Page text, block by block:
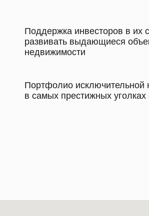
Поддержка инвесторов в их
развивать выдающиеся
недвижимости
Портфолио исключительной
в самых престижных